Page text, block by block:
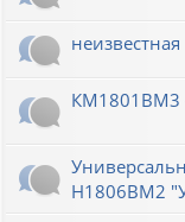
КМ1801ВМ3
Н1806ВМ2